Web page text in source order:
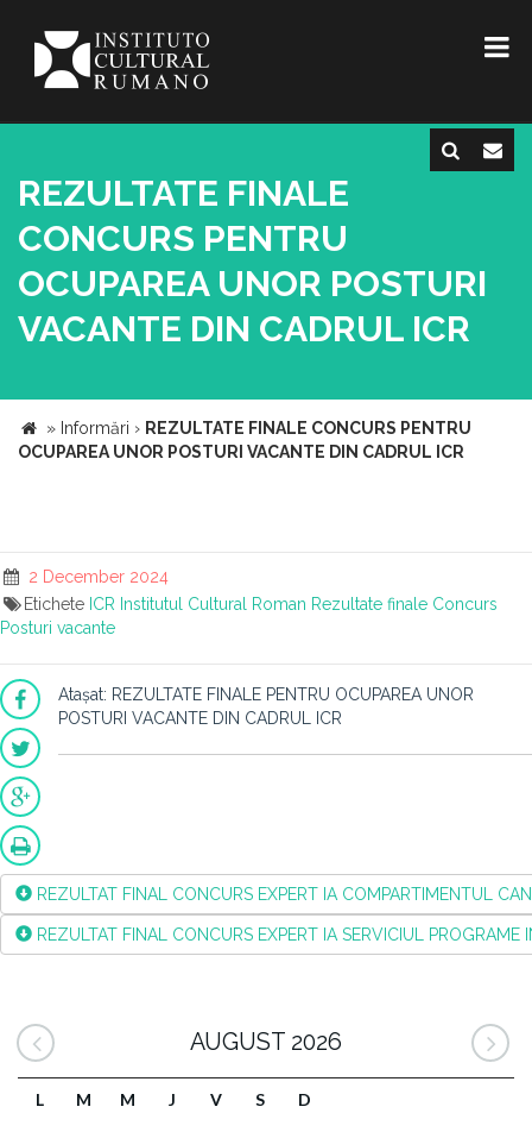
REZULTATE FINALE
CONCURS PENTRU
OCUPAREA UNOR POSTURI
VACANTE DIN CADRUL ICR
» Informări › REZULTATE FINALE CONCURS PENTRU
OCUPAREA UNOR POSTURI VACANTE DIN CADRUL ICR
2 December 2024
Etichete ICR Institutul Cultural Roman Rezultate finale Concurs
Posturi vacante
Atașat: REZULTATE FINALE PENTRU OCUPAREA UNOR
POSTURI VACANTE DIN CADRUL ICR
REZULTAT FINAL CONCURS EXPERT IA COMPARTIMENTUL
REZULTAT FINAL CONCURS EXPERT IA SERVICIUL PROGRAME
AUGUST 2026
L M M J V S D